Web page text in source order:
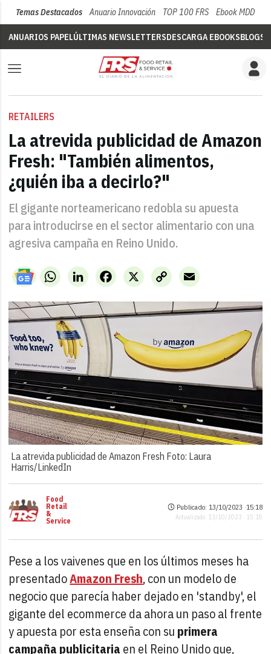
Temas Destacados Anuario Innovación TOP 100 FRS Ebook MDD
ANUARIOS PAPELÚLTIMAS NEWSLETTERSDESCARGA EBOOKSBLOGS
RETAILERS
La atrevida publicidad de Amazon
Fresh: "También alimentos,
¿quién iba a decirlo?"
El gigante norteamericano redobla su apuesta
para introducirse en el sector alimentario con una
agresiva campaña en Reino Unido.
WhatsAppLinkedIn X
Facebook
Copy
Link
Email
La atrevida publicidad de Amazon Fresh Foto: Laura
Harris/LinkedIn
Food
Retail
&
Service
Publicado: 13/10/2023 ·15:18
Actualizado: 13/10/2023 · 15:18
Pese a los vaivenes que en los últimos meses ha
presentadoAmazon Fresh, con un modelo de
negocio que parecía haber dejado en 'standby', el
gigante del ecommerce da ahora un paso al frente
y apuesta por esta enseña con su primera
campaña publicitaria en el Reino Unido que,